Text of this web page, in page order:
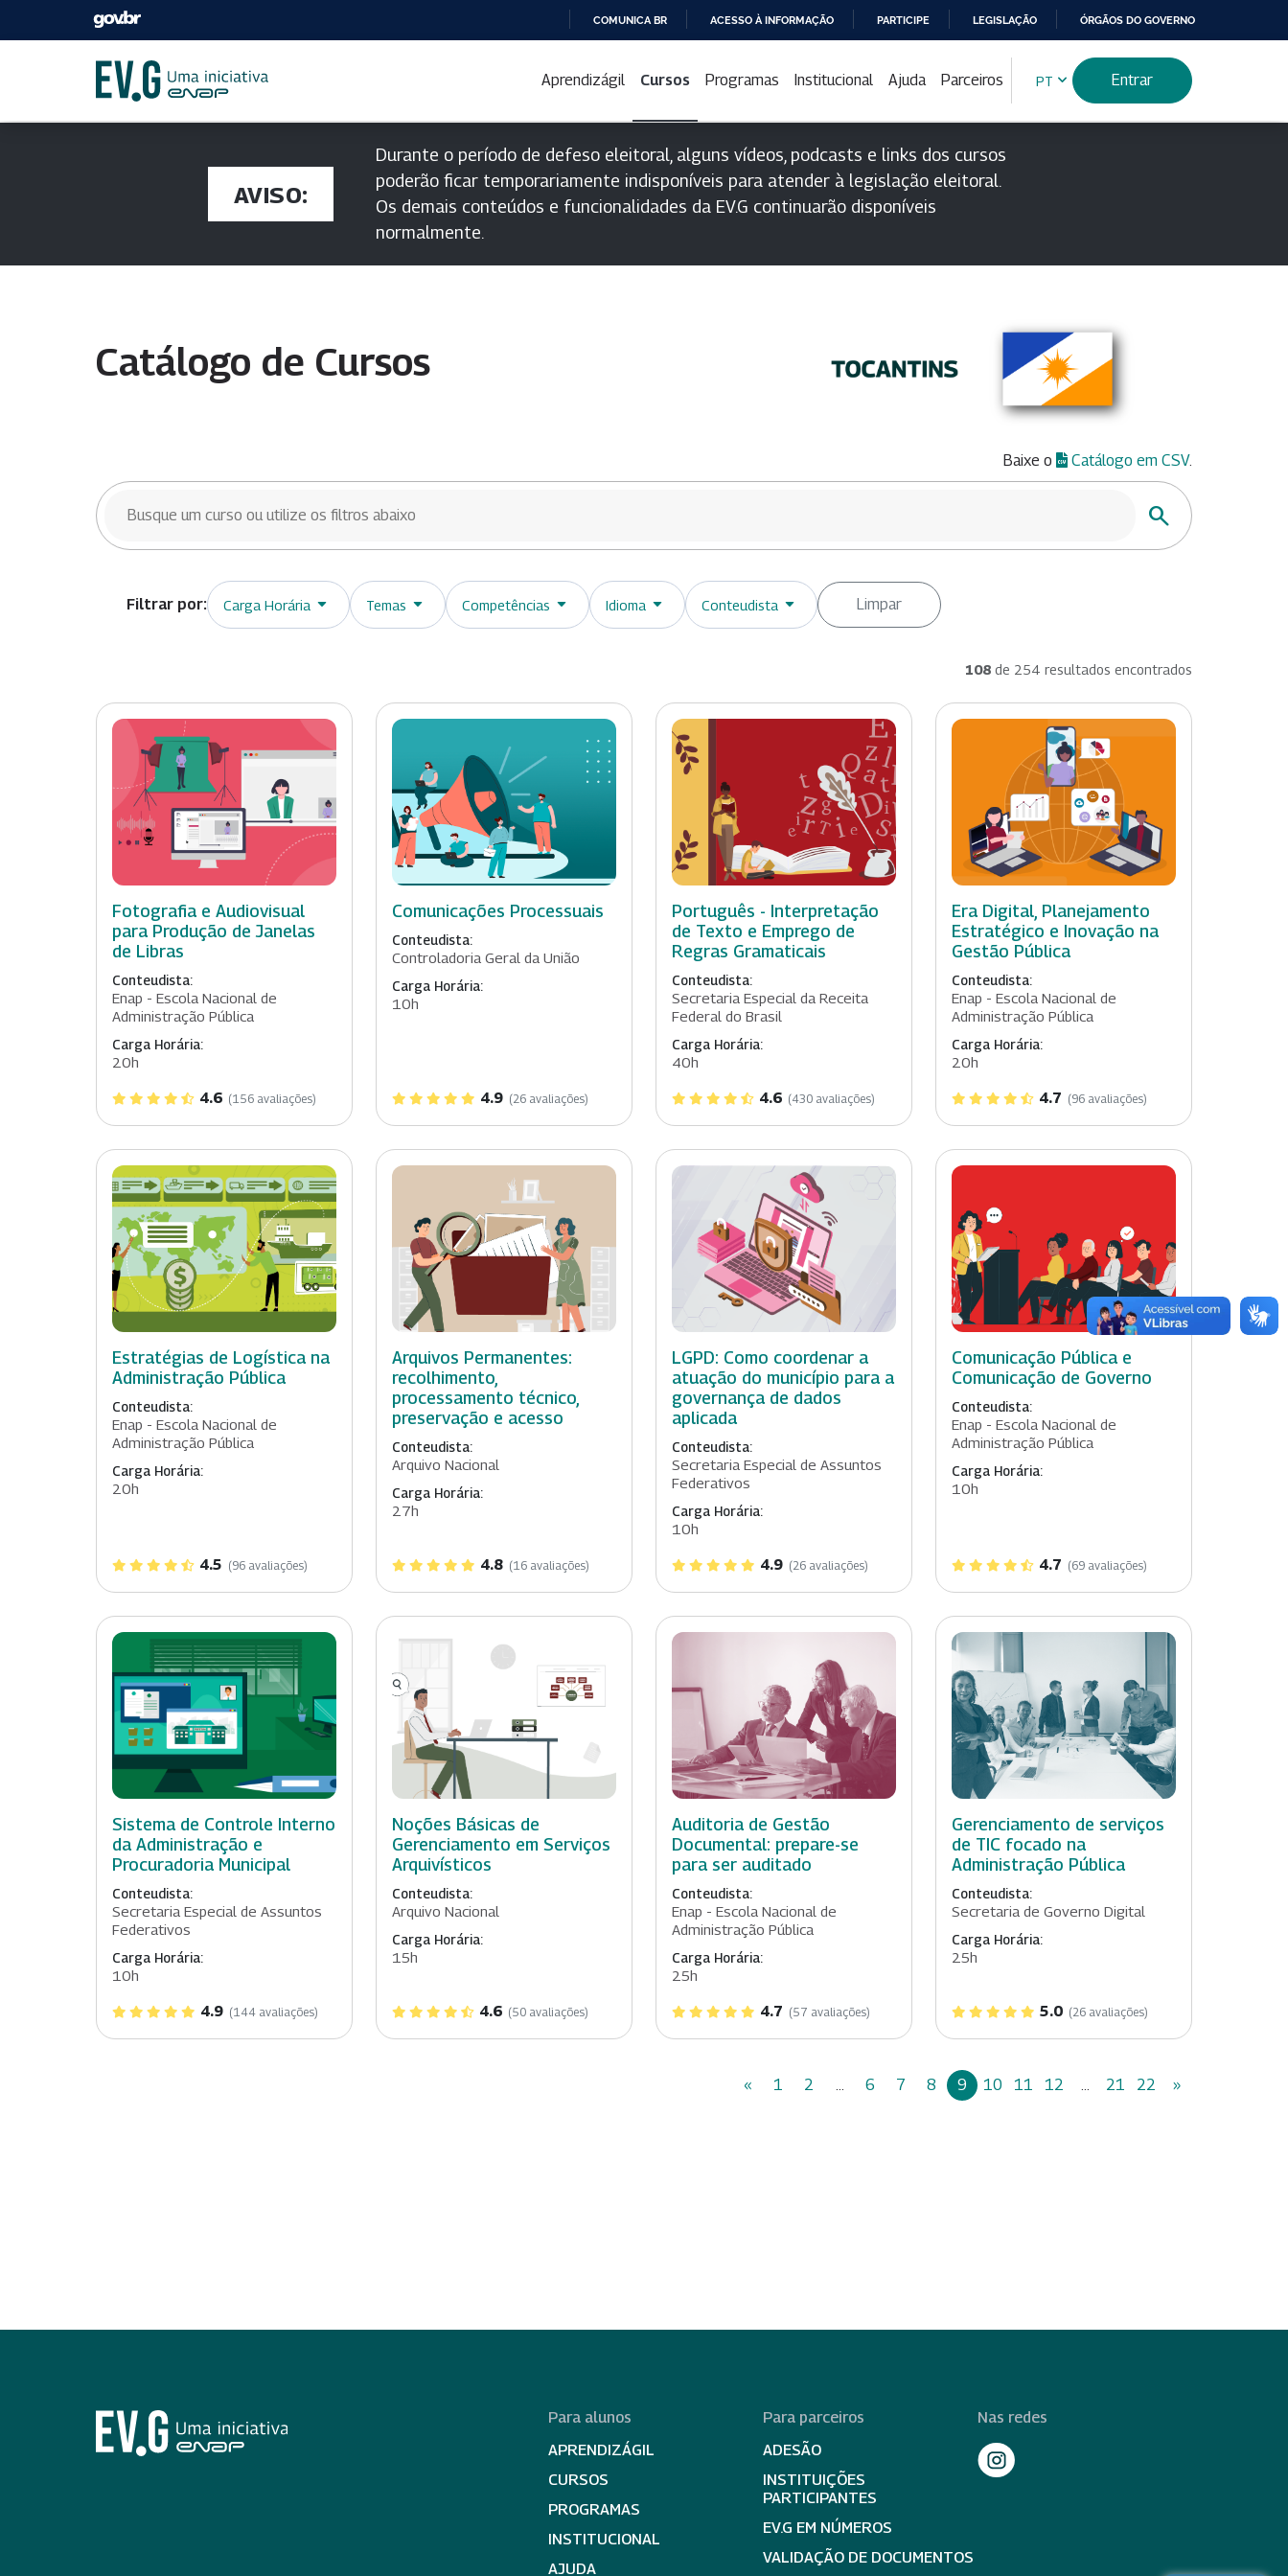
PARA
CONTEÚDO
COMUNICA BR ACESSO À INFORMAÇÃO PARTICIPE LEGISLAÇÃO ÓRGÃOS DO GOVERNO
Aprendizágil Cursos Programas Institucional Ajuda Parceiros PT Entrar
AVISO:
Durante o período de defeso eleitoral, alguns vídeos, podcasts e links dos cursos
poderão ficar temporariamente indisponíveis para atender à legislação eleitoral.
Os demais conteúdos e funcionalidades da EV.G continuarão disponíveis
normalmente.
Catálogo de Cursos
Baixe o Catálogo em CSV.
BUSCAR CURSOS
Buscar
Carga Horária Temas Competências Idioma Conteudista Limpar
108 de 254 resultados encontrados
Fotografia e Audiovisual
para Produção de Janelas
de Libras
Conteudista:
Enap - Escola Nacional de
Administração Pública
Carga Horária:
20h
4.6 (156 avaliações)
Comunicações Processuais
Conteudista:
Controladoria Geral da União
Carga Horária:
10h
4.9 (26 avaliações)
Português - Interpretação
de Texto e Emprego de
Regras Gramaticais
Conteudista:
Secretaria Especial da Receita
Federal do Brasil
Carga Horária:
40h
4.6 (430 avaliações)
Era Digital, Planejamento
Estratégico e Inovação na
Gestão Pública
Conteudista:
Enap - Escola Nacional de
Administração Pública
Carga Horária:
20h
4.7 (96 avaliações)
Estratégias de Logística na
Administração Pública
Conteudista:
Enap - Escola Nacional de
Administração Pública
Carga Horária:
20h
4.5 (96 avaliações)
Arquivos Permanentes:
recolhimento,
processamento técnico,
preservação e acesso
Conteudista:
Arquivo Nacional
Carga Horária:
27h
4.8 (16 avaliações)
LGPD: Como coordenar a
atuação do município para a
governança de dados
aplicada
Conteudista:
Secretaria Especial de Assuntos
Federativos
Carga Horária:
10h
4.9 (26 avaliações)
Comunicação Pública e
Comunicação de Governo
Conteudista:
Enap - Escola Nacional de
Administração Pública
Carga Horária:
10h
4.7 (69 avaliações)
Sistema de Controle Interno
da Administração e
Procuradoria Municipal
Conteudista:
Secretaria Especial de Assuntos
Federativos
Carga Horária:
10h
4.9 (144 avaliações)
Noções Básicas de
Gerenciamento em Serviços
Arquivísticos
Conteudista:
Arquivo Nacional
Carga Horária:
15h
4.6 (50 avaliações)
Auditoria de Gestão
Documental: prepare-se
para ser auditado
Conteudista:
Enap - Escola Nacional de
Administração Pública
Carga Horária:
25h
4.7 (57 avaliações)
Gerenciamento de serviços
de TIC focado na
Administração Pública
Conteudista:
Secretaria de Governo Digital
Carga Horária:
25h
5.0 (26 avaliações)
« 1 2 ... 6 7 8 9 10 11 12 ... 21 22 »
Para alunos
APRENDIZÁGIL
CURSOS
PROGRAMAS
INSTITUCIONAL
AJUDA
Para parceiros
ADESÃO
INSTITUIÇÕES
PARTICIPANTES
EV.G EM NÚMEROS
VALIDAÇÃO DE DOCUMENTOS
Nas redes